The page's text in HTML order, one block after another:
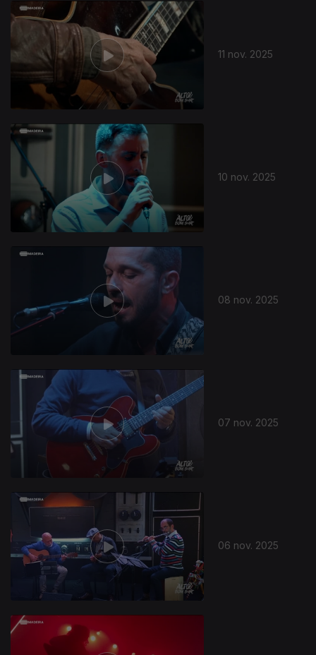
11 nov. 2025
10 nov. 2025
888443
08 nov. 2025
07 nov. 2025
06 nov. 2025